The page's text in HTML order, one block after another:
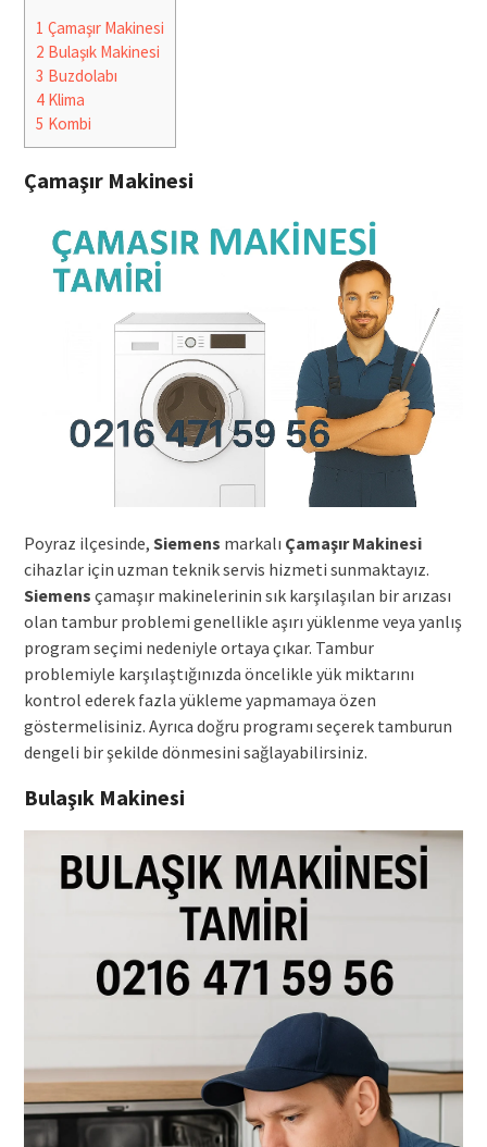
1 Çamaşır Makinesi
2 Bulaşık Makinesi
3 Buzdolabı
4Klima
5 Kombi
Çamaşır Makinesi
Poyraz ilçesinde, Siemens markalı Çamaşır Makinesi
cihazlar için uzman teknik servis hizmeti sunmaktayız.
Siemens çamaşır makinelerinin sık karşılaşılan bir arızası
olan tambur problemi genellikle aşırı yüklenme veya yanlış
program seçimi nedeniyle ortaya çıkar. Tambur
problemiyle karşılaştığınızda öncelikle yük miktarını
kontrol ederek fazla yükleme yapmamaya özen
göstermelisiniz. Ayrıca doğru programı seçerek tamburun
dengeli bir şekilde dönmesini sağlayabilirsiniz.
Bulaşık Makinesi